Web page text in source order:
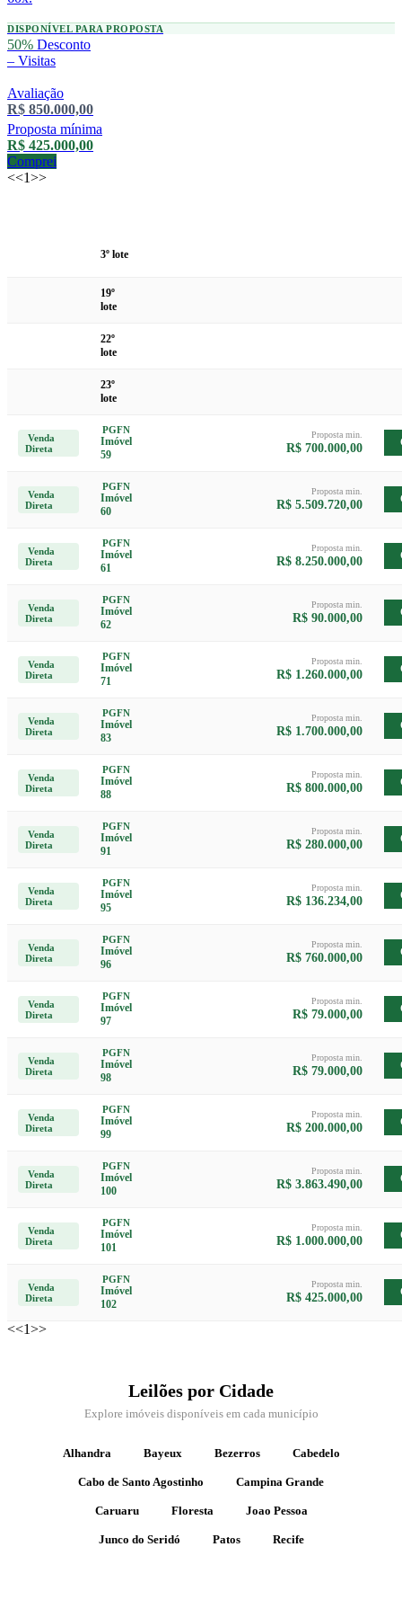
DISPONÍVEL PARA PROPOSTA
50% Desconto
– Visitas
Avaliação
R$ 850.000,00
Proposta mínima
R$ 425.000,00
Comprei
<<1>>
3º lote
19º
lote
22º
lote
23º
lote
Venda
Direta
PGFN
Imóvel
59
Proposta min.
R$ 700.000,00
Venda
Direta
PGFN
Imóvel
60
Proposta min.
R$ 5.509.720,00
Venda
Direta
PGFN
Imóvel
61
Proposta min.
R$ 8.250.000,00
Venda
Direta
PGFN
Imóvel
62
Proposta min.
R$ 90.000,00
Venda
Direta
PGFN
Imóvel
71
Proposta min.
R$ 1.260.000,00
Venda
Direta
PGFN
Imóvel
83
Proposta min.
R$ 1.700.000,00
Venda
Direta
PGFN
Imóvel
88
Proposta min.
R$ 800.000,00
Venda
Direta
PGFN
Imóvel
91
Proposta min.
R$ 280.000,00
Venda
Direta
PGFN
Imóvel
95
Proposta min.
R$ 136.234,00
Venda
Direta
PGFN
Imóvel
96
Proposta min.
R$ 760.000,00
Venda
Direta
PGFN
Imóvel
97
Proposta min.
R$ 79.000,00
Venda
Direta
PGFN
Imóvel
98
Proposta min.
R$ 79.000,00
Venda
Direta
PGFN
Imóvel
99
Proposta min.
R$ 200.000,00
Venda
Direta
PGFN
Imóvel
100
Proposta min.
R$ 3.863.490,00
Venda
Direta
PGFN
Imóvel
101
Proposta min.
R$ 1.000.000,00
Venda
Direta
PGFN
Imóvel
102
Proposta min.
R$ 425.000,00
<<1>>
Leilões por Cidade
Explore imóveis disponíveis em cada município
Alhandra Bayeux Bezerros Cabedelo
Cabo de Santo Agostinho Campina Grande
Caruaru Floresta Joao Pessoa
Junco do Seridó Patos Recife